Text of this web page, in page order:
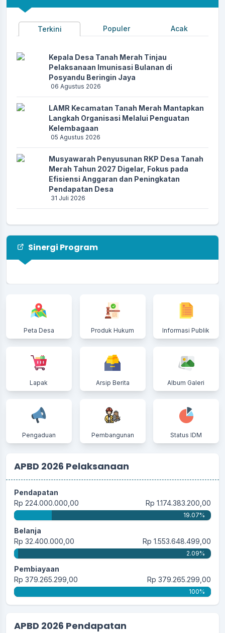
Terkini Populer Acak
Kepala Desa Tanah Merah Tinjau
Pelaksanaan Imunisasi Bulanan di
Posyandu Beringin Jaya
06 Agustus 2026
LAMR Kecamatan Tanah Merah Mantapkan
Langkah Organisasi Melalui Penguatan
Kelembagaan
05 Agustus 2026
Musyawarah Penyusunan RKP Desa Tanah
Merah Tahun 2027 Digelar, Fokus pada
Efisiensi Anggaran dan Peningkatan
Pendapatan Desa
31 Juli 2026
Monitoring dan Evaluasi Program M4CR
Bupati Indragiri Hilir Tinjau Lokasi Abrasi di
Bantuan kepada Warga Terdampak
20 Juli 2026
Haul ke-52 Tuan Guru KH Abdurrahman bin
H. Bakri Berlangsung Khidmat, Pemerintah
Desa Tanah Merah Ajak Masyarakat
Teladani Perjuangan Ulama
Sinergi Program
Peta Desa Produk Hukum Informasi Publik
Lapak Arsip Berita Album Galeri
Pengaduan Pembangunan Status IDM
APBD 2026 Pelaksanaan
Pendapatan
Rp 224.000.000,00
Rp 1.174.383.200,00
19.07%
Belanja
Rp 32.400.000,00
Rp 1.553.648.499,00
2.09%
Pembiayaan
Rp 379.265.299,00
Rp 379.265.299,00
100%
APBD 2026 Pendapatan